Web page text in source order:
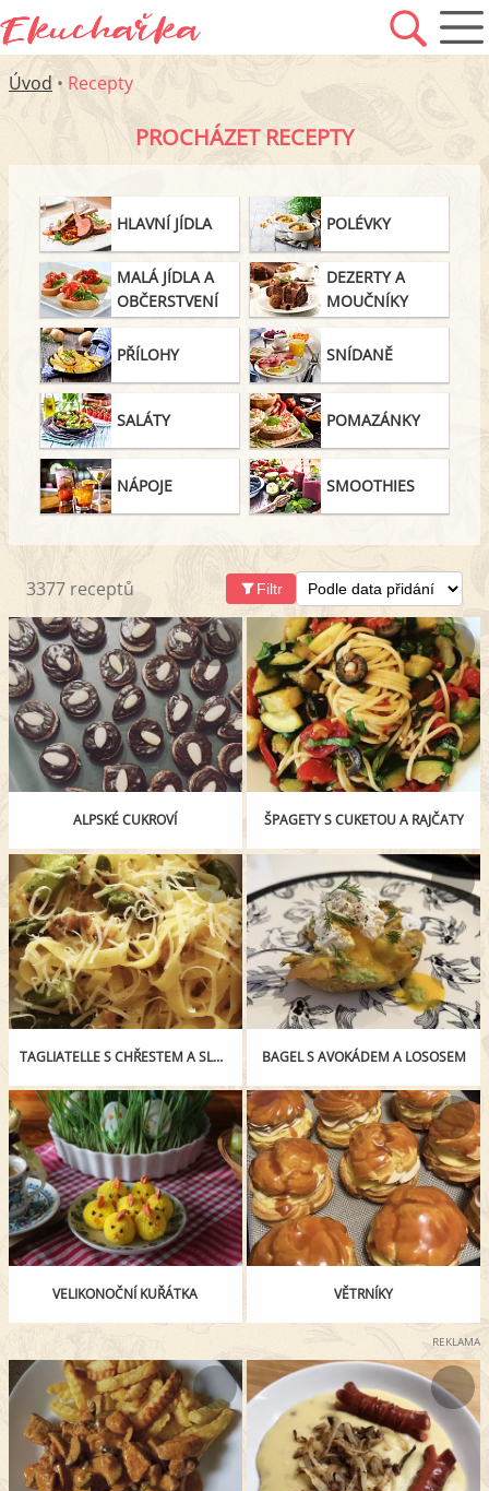
Úvod • Recepty
PROCHÁZET RECEPTY
HLAVNÍ JÍDLA POLÉVKY
MALÁ JÍDLA A
OBČERSTVENÍ
DEZERTY A
MOUČNÍKY
PŘÍLOHY SNÍDANĚ
SALÁTY POMAZÁNKY
NÁPOJE SMOOTHIES
3377 receptů Filtr
ALPSKÉ CUKROVÍ ŠPAGETY S CUKETOU A RAJČATY
TAGLIATELLE S CHŘESTEM A SLANINOU BAGEL S AVOKÁDEM A LOSOSEM
VELIKONOČNÍ KUŘÁTKA VĚTRNÍKY
REKLAMA